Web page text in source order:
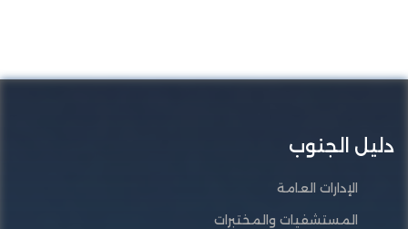
دليل الجنوب
الإدارات العامة
المستشفيات والمختبرات